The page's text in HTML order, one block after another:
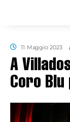
11 Maggio 2023
A
Coro